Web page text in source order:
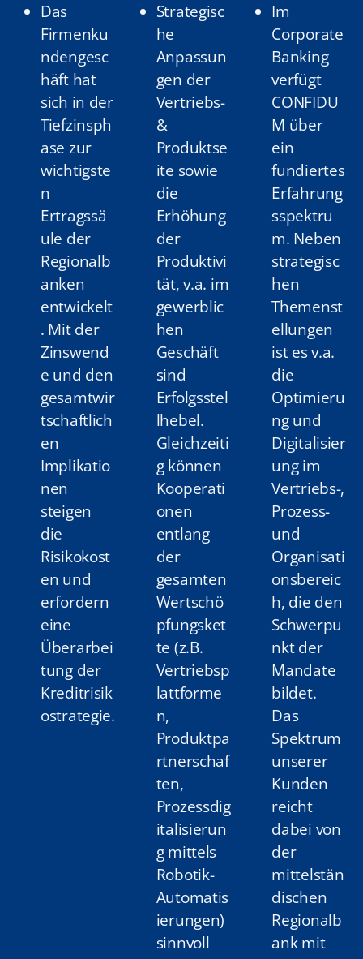
Das
Firmenku
ndengesc
häft hat
sich in der
Tiefzinsph
ase zur
wichtigste
n
Ertragssä
ule der
Regionalb
anken
entwickelt
. Mit der
Zinswend
e und den
gesamtwir
tschaftlich
en
Implikatio
nen
steigen
die
Risikokost
en und
erfordern
eine
Überarbei
tung der
Kreditrisik
ostrategie.
Strategisc
he
Anpassun
gen der
Vertriebs-
&
Produktse
ite sowie
die
Erhöhung
der
Produktivi
tät, v.a. im
gewerblic
hen
Geschäft
sind
Erfolgsstel
lhebel.
Gleichzeiti
g können
Kooperati
onen
entlang
der
gesamten
Wertschö
pfungsket
te (z.B.
Vertriebsp
lattforme
n,
Produktpa
rtnerschaf
ten,
Prozessdig
italisierun
g mittels
Robotik-
Automatis
ierungen)
sinnvoll
Im
Corporate
Banking
verfügt
CONFIDU
M über
ein
fundiertes
Erfahrung
sspektru
m. Neben
strategisc
hen
Themenst
ellungen
ist es v.a.
die
Optimieru
ng und
Digitalisier
ung im
Vertriebs-,
Prozess-
und
Organisati
onsbereic
h, die den
Schwerpu
nkt der
Mandate
bildet.
Das
Spektrum
unserer
Kunden
reicht
dabei von
der
mittelstän
dischen
Regionalb
ank mit